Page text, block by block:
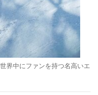
界中にファンを持つ名高いエ